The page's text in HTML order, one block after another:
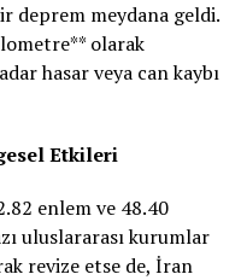
deprem meydana geldi.
olarak
hasar veya can kaybı
Etkileri
enlem ve 48.40
uluslararası kurumlar
revize etse de, İran